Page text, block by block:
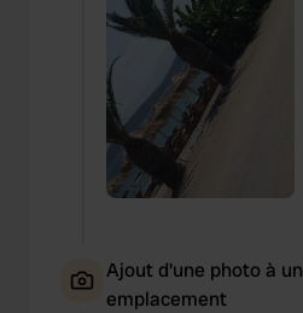
Ajout d'une photo à un
emplacement